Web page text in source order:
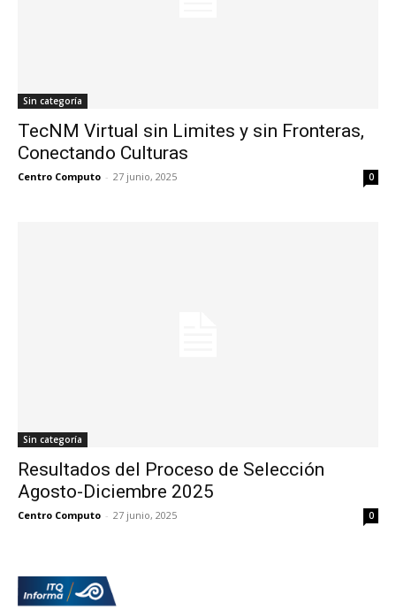
Sin categoría
TecNM Virtual sin Limites y sin Fronteras,
Conectando Culturas
Centro Computo - 27 junio, 2025 0
Sin categoría
Resultados del Proceso de Selección
Agosto-Diciembre 2025
Centro Computo - 27 junio, 2025 0